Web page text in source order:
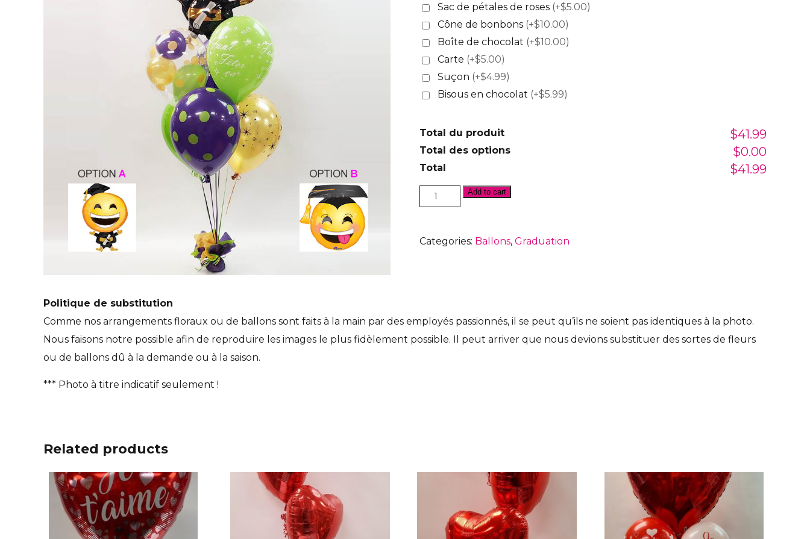
Sac de pétales de roses (+$5.00)
Cône de bonbons (+$10.00)
Boîte de chocolat (+$10.00)
Carte (+$5.00)
Suçon (+$4.99)
Bisous en chocolat (+$5.99)
Total du produit $41.99
Total des options $0.00
Total $41.99
Bouquet
BB031
quantity
Add to cart
Categories: Ballons, Graduation
Politique de substitution
Comme nos arrangements floraux ou de ballons sont faits à la main par des employés passionnés, il se peut qu’ils ne soient pas identiques à la photo.
Nous faisons notre possible afin de reproduire les images le plus fidèlement possible. Il peut arriver que nous devions substituer des sortes de fleurs
ou de ballons dû à la demande ou à la saison.
*** Photo à titre indicatif seulement !
Related products